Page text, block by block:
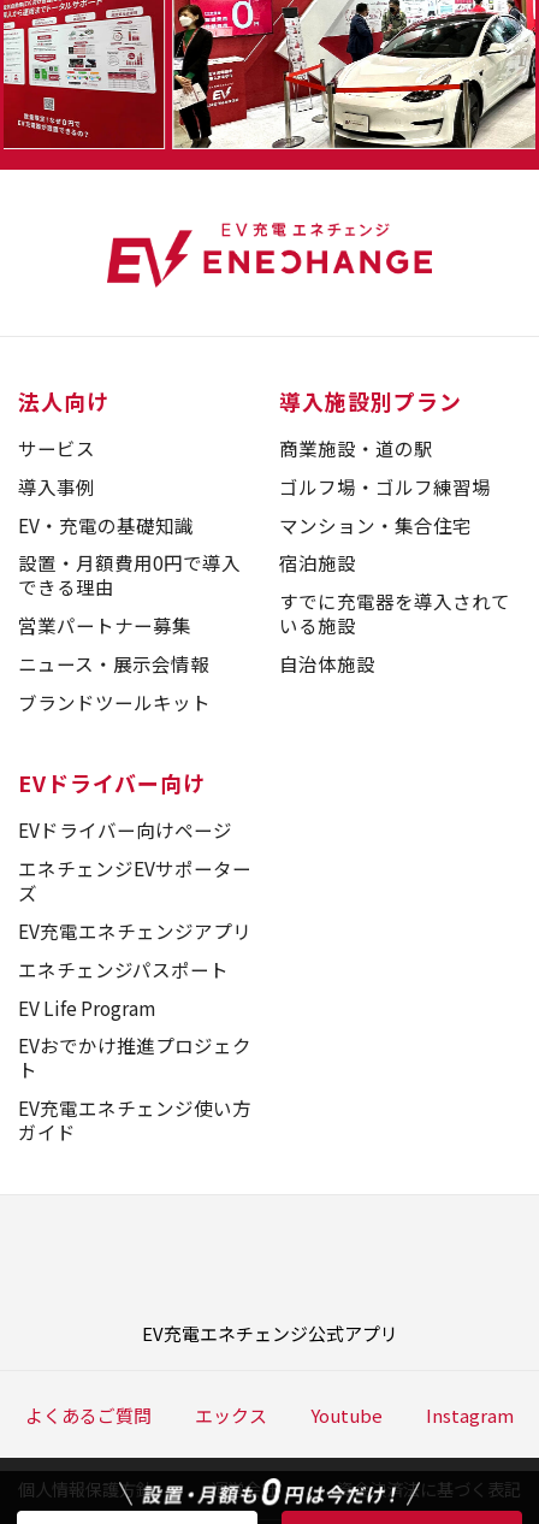
法人向け
サービス
導入事例
EV・充電の基礎知識
設置・月額費用0円で導入
できる理由
営業パートナー募集
ニュース・展示会情報
ブランドツールキット
導入施設別プラン
商業施設・道の駅
ゴルフ場・ゴルフ練習場
マンション・集合住宅
宿泊施設
すでに充電器を導入されて
いる施設
自治体施設
EVドライバー向け
EVドライバー向けページ
エネチェンジEVサポーター
ズ
EV充電エネチェンジアプリ
エネチェンジパスポート
EV Life Program
EVおでかけ推進プロジェク
ト
EV充電エネチェンジ使い方
ガイド
EV充電エネチェンジ公式アプリ
よくあるご質問 エックス Youtube Instagram
個人情報保護方針 運営会社 資金決済法に基づく表記